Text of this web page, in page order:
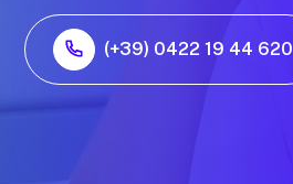
(+39) 0422 19 44 620